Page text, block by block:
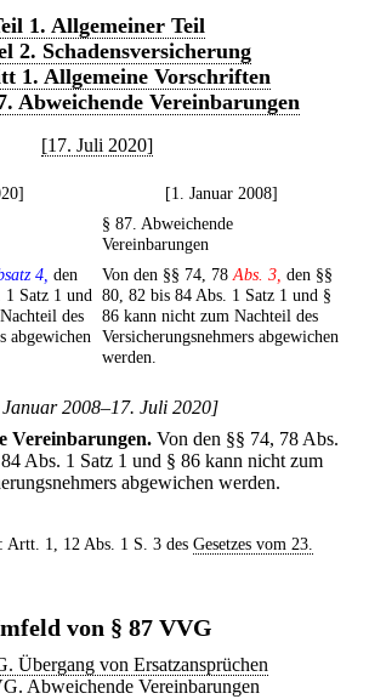
1. Allgemeiner Teil
2. Schadensversicherung
1. Allgemeine Vorschriften
Abweichende Vereinbarungen
[17. Juli 2020]
[1. Januar 2008]
§ 87. Abweichende
Vereinbarungen
4, den
1 Satz 1 und
des
abgewichen
Von den §§ 74, 78Abs. 3, den §§
80, 82 bis 84 Abs. 1 Satz 1 und §
86 kann nicht zum Nachteil des
Versicherungsnehmers abgewichen
werden.
2008–17. Juli 2020]
Vereinbarungen. Von den §§ 74, 78 Abs.
Abs. 1 Satz 1 und § 86 kann nicht zum
abgewichen werden.
Artt. 1, 12 Abs. 1 S. 3 des Gesetzes vom 23.
von § 87 VVG
Übergang von Ersatzansprüchen
Abweichende Vereinbarungen